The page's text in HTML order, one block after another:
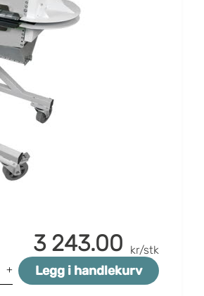
3 243.00
kr/stk
+ Legg i handlekurv